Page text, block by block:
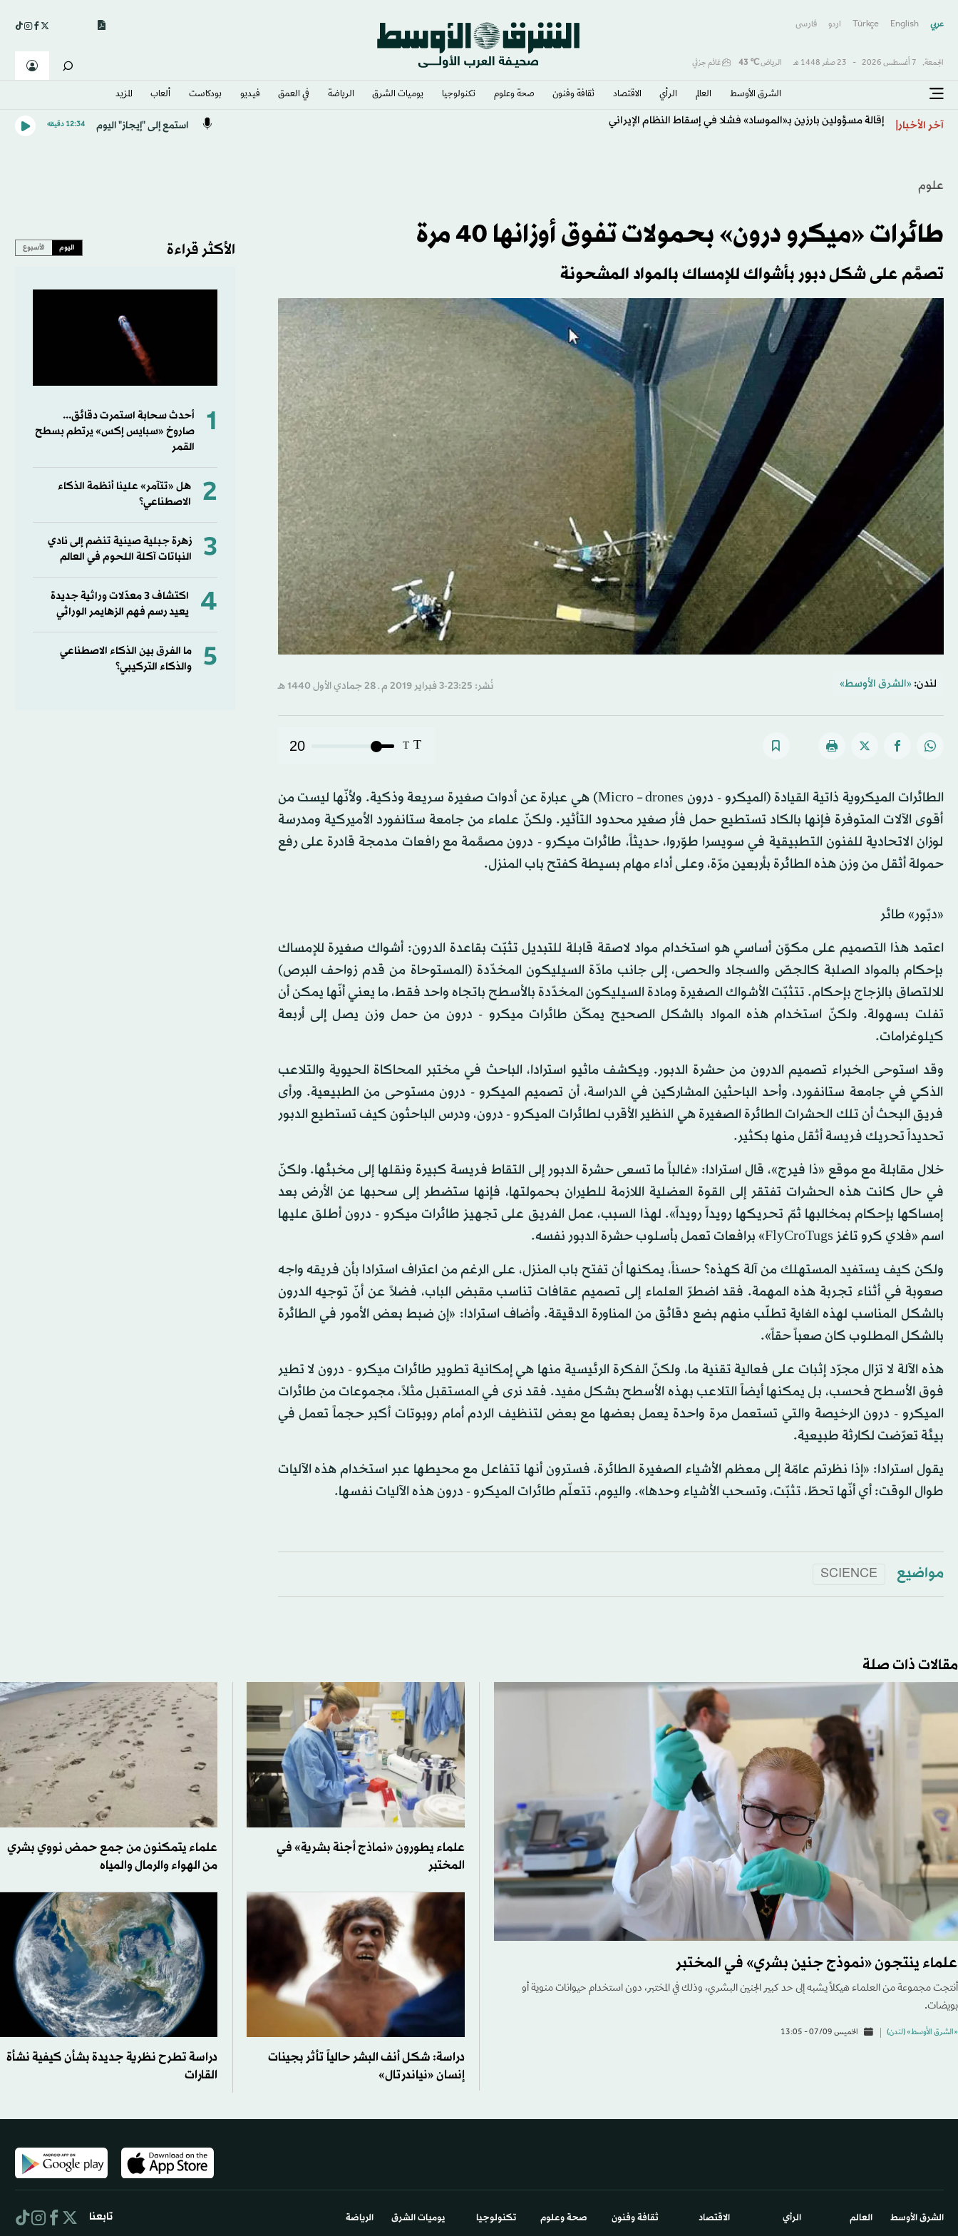
عربي English
Türkçe اردو فارسى
الجمعة, 7 أغسطس 2026 - 23 صفَر 1448 هـ الرياض℃
43 غائم جزئي
الشرق الأوسط​ العالم الرأي الاقتصاد ثقافة وفنون صحة وعلوم تكنولوجيا يوميات الشرق​ الرياضة في العمق فيديو بودكاست ألعاب المزيد
آخر الأخبار إقالة مسؤولين بارزين بـ«الموساد» فشلا في إسقاط النظام الإيراني استمع إلى "إيجاز" اليوم 12:34 دقيقه
علوم
طائرات «ميكرو درون» بحمولات تفوق أوزانها 40 مرة
تصمَّم على شكل دبور بأشواك للإمساك بالمواد المشحونة
لندن: «الشرق الأوسط» نُشر: 23:25-3 فبراير 2019 م ـ 28 جمادي الأول 1440 هـ
T
T
20
الطائرات الميكروية ذاتية القيادة (الميكرو - درون Micro – drones) هي عبارة عن أدوات صغيرة سريعة وذكية. ولأنّها ليست من
أقوى الآلات المتوفرة فإنها بالكاد تستطيع حمل فأر صغير محدود التأثير. ولكنّ علماء من جامعة ستانفورد الأميركية ومدرسة
لوزان الاتحادية للفنون التطبيقية في سويسرا طوّروا، حديثاً، طائرات ميكرو - درون مصمَّمة مع رافعات مدمجة قادرة على رفع
حمولة أثقل من وزن هذه الطائرة بأربعين مرّة، وعلى أداء مهام بسيطة كفتح باب المنزل.
«دبّور» طائر
اعتمد هذا التصميم على مكوّن أساسي هو استخدام مواد لاصقة قابلة للتبديل تثبّت بقاعدة الدرون: أشواك صغيرة للإمساك
بإحكام بالمواد الصلبة كالجصّ والسجاد والحصى، إلى جانب مادّة السيليكون المخدّدة (المستوحاة من قدم زواحف البرص)
للالتصاق بالزجاج بإحكام. تتثبّت الأشواك الصغيرة ومادة السيليكون المخدّدة بالأسطح باتجاه واحد فقط، ما يعني أنّها يمكن أن
تفلت بسهولة. ولكنّ استخدام هذه المواد بالشكل الصحيح يمكّن طائرات ميكرو - درون من حمل وزن يصل إلى أربعة
كيلوغرامات.
وقد استوحى الخبراء تصميم الدرون من حشرة الدبور. ويكشف ماثيو استرادا، الباحث في مختبر المحاكاة الحيوية والتلاعب
الذكي في جامعة ستانفورد، وأحد الباحثين المشاركين في الدراسة، أن تصميم الميكرو - درون مستوحى من الطبيعية. ورأى
فريق البحث أن تلك الحشرات الطائرة الصغيرة هي النظير الأقرب لطائرات الميكرو - درون، ودرس الباحثون كيف تستطيع الدبور
تحديداً تحريك فريسة أثقل منها بكثير.
خلال مقابلة مع موقع «ذا فيرج»، قال استرادا: «غالباً ما تسعى حشرة الدبور إلى التقاط فريسة كبيرة ونقلها إلى مخبئها. ولكنّ
في حال كانت هذه الحشرات تفتقر إلى القوة العضلية اللازمة للطيران بحمولتها، فإنها ستضطر إلى سحبها عن الأرض بعد
إمساكها بإحكام بمخالبها ثمّ تحريكها رويداً رويداً». لهذا السبب، عمل الفريق على تجهيز طائرات ميكرو - درون أطلق عليها
اسم «فلاي كرو تاغز FlyCroTugs» برافعات تعمل بأسلوب حشرة الدبور نفسه.
ولكن كيف يستفيد المستهلك من آلة كهذه؟ حسناً، يمكنها أن تفتح باب المنزل، على الرغم من اعتراف استرادا بأن فريقه واجه
صعوبة في أثناء تجربة هذه المهمة. فقد اضطرّ العلماء إلى تصميم عقافات تناسب مقبض الباب، فضلاً عن أنّ توجيه الدرون
بالشكل المناسب لهذه الغاية تطلّب منهم بضع دقائق من المناورة الدقيقة. وأضاف استرادا: «إن ضبط بعض الأمور في الطائرة
بالشكل المطلوب كان صعباً حقاً».
هذه الآلة لا تزال مجرّد إثبات على فعالية تقنية ما، ولكنّ الفكرة الرئيسية منها هي إمكانية تطوير طائرات ميكرو - درون لا تطير
فوق الأسطح فحسب، بل يمكنها أيضاً التلاعب بهذه الأسطح بشكل مفيد. فقد نرى في المستقبل مثلاً، مجموعات من طائرات
الميكرو - درون الرخيصة والتي تستعمل مرة واحدة يعمل بعضها مع بعض لتنظيف الردم أمام روبوتات أكبر حجماً تعمل في
بيئة تعرّضت لكارثة طبيعية.
يقول استرادا: «إذا نظرتم عامّة إلى معظم الأشياء الصغيرة الطائرة، فسترون أنها تتفاعل مع محيطها عبر استخدام هذه الآليات
طوال الوقت: أي أنّها تحطّ، تثبّت، وتسحب الأشياء وحدها». واليوم، تتعلّم طائرات الميكرو - درون هذه الآليات نفسها.
مواضيع SCIENCE
الأكثر قراءة اليوم الأسبوع
1
أحدث سحابة استمرت دقائق...
صاروخ «سبايس إكس» يرتطم بسطح
القمر
2
هل «تتآمر» علينا أنظمة الذكاء
الاصطناعي؟
3
زهرة جبلية صينية تنضم إلى نادي
النباتات آكلة اللحوم في العالم
4
اكتشاف 3 معدّلات وراثية جديدة
يعيد رسم فهم الزهايمر الوراثي
5
ما الفرق بين الذكاء الاصطناعي
والذكاء التركيبي؟
مقالات ذات صلة
علماء ينتجون «نموذج جنين بشري» في المختبر
أنتجت مجموعة من العلماء هيكلاً يشبه إلى حد كبير الجنين البشري، وذلك في المختبر، دون استخدام حيوانات منوية أو
بويضات.
«الشرق الأوسط» (لندن) الخميس 07/09 - 13:05
علماء يطورون «نماذج أجنة بشرية» في
المختبر
علماء يتمكنون من جمع حمض نووي بشري
من الهواء والرمال والمياه
دراسة: شكل أنف البشر حالياً تأثر بجينات
إنسان «نياندرتال»
دراسة تطرح نظرية جديدة بشأن كيفية نشأة
القارات
الشرق الأوسط​ العالم الرأي الاقتصاد ثقافة وفنون صحة وعلوم تكنولوجيا يوميات الشرق​ الرياضة تابعنا